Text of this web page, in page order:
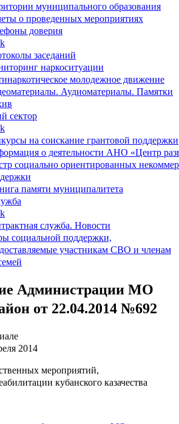
муниципального образования
о проведенных мероприятиях
доверия
заседаний
наркоситуации
молодежное движение
Аудиоматериалы. Памятки
сектор
на соискание грантовой поддержки
о деятельности АНО «Центр
социально ориентированных
памяти муниципалитета
служба. Новости
социальной поддержки,
участникам СВО и членам
Администрации МО
от 22.04.2014 №692
2014
мероприятий,
кубанского казачества